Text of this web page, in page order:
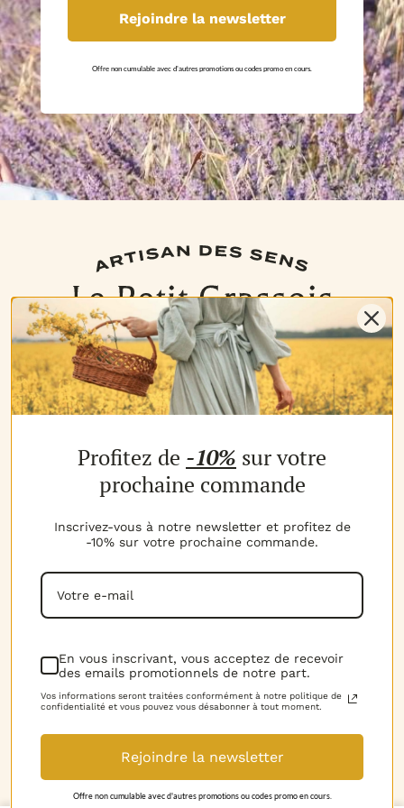
Rejoindre la newsletter
Offre non cumulable avec d'autres promotions ou codes promo en cours.
Découvrez nos vidéos
Les parfums
MON COMPTE
Espace client
Parrainage
Mon panier
NOTRE EXPERTISE
06.52.02.74.51
RGPD
Conditions Générales de Vente
© 2018-2026 Le Petit Grassois. Tous droits
Profitez de -10% sur votre
prochaine commande
Inscrivez-vous à notre newsletter et profitez de
-10% sur votre prochaine commande.
En vous inscrivant, vous acceptez de recevoir
des emails promotionnels de notre part.
Vos informations seront traitées conformément à notre politique de
confidentialité et vous pouvez vous désabonner à tout moment.
Rejoindre la newsletter
Offre non cumulable avec d'autres promotions ou codes promo en cours.